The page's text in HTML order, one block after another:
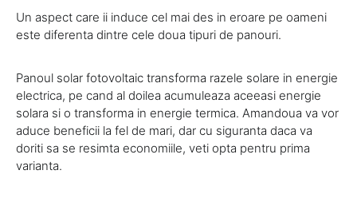
Un aspect care ii induce cel mai des in eroare pe oameni
este diferenta dintre cele doua tipuri de panouri.
Panoul solar fotovoltaic transforma razele solare in energie
electrica, pe cand al doilea acumuleaza aceeasi energie
solara si o transforma in energie termica. Amandoua va vor
aduce beneficii la fel de mari, dar cu siguranta daca va
doriti sa se resimta economiile, veti opta pentru prima
varianta.